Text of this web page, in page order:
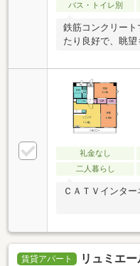
バス・トイレ別
鉄筋コンクリート
たり良好で、眺望
礼金なし
二人暮らし
ＣＡＴＶインター
賃貸アパート リュミエ